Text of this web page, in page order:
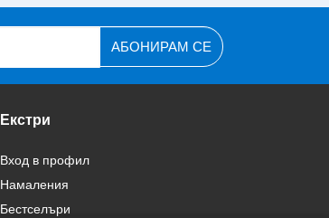
АБОНИРАМ СЕ
Екстри
Вход в профил
Намаления
Бестселъри